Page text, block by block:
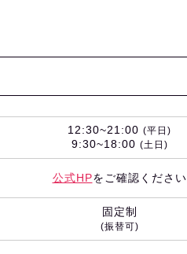
12:30~21:00 (平日)
9:30~18:00 (土日)
公式HPをご確認ください
固定制
(振替可)